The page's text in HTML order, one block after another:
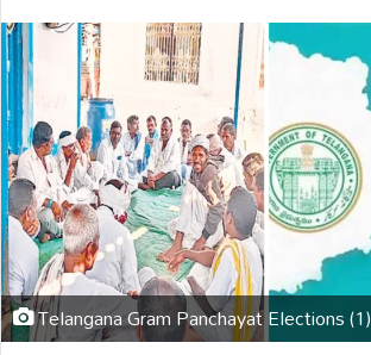
Telangana Gram Panchayat Elections (1)